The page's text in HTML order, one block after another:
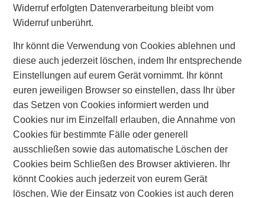
Widerruf erfolgten Datenverarbeitung bleibt vom
Widerruf unberührt.
Ihr könnt die Verwendung von Cookies ablehnen und
diese auch jederzeit löschen, indem Ihr entsprechende
Einstellungen auf eurem Gerät vornimmt. Ihr könnt
euren jeweiligen Browser so einstellen, dass Ihr über
das Setzen von Cookies informiert werden und
Cookies nur im Einzelfall erlauben, die Annahme von
Cookies für bestimmte Fälle oder generell
ausschließen sowie das automatische Löschen der
Cookies beim Schließen des Browser aktivieren. Ihr
könnt Cookies auch jederzeit von eurem Gerät
löschen. Wie der Einsatz von Cookies ist auch deren